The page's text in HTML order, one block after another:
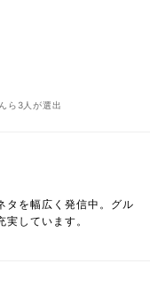
ら3人が選出
タを幅広く発信中。グル
しています。